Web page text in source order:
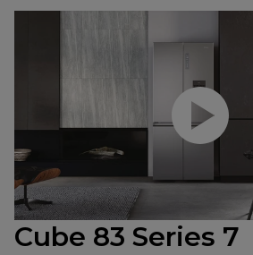
Přehrajte
Cube 83 Series 7